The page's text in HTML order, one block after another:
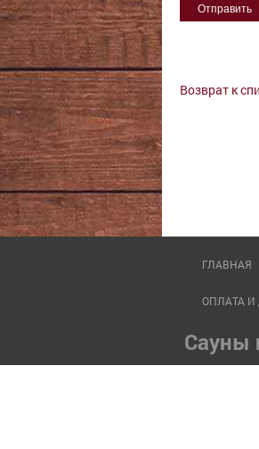
Возврат к
ГЛАВНАЯ
ОПЛАТА И
Сауны